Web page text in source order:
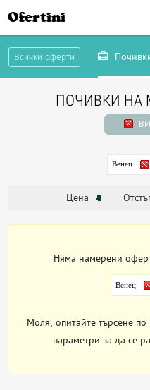
Ofertini
Всички оферти
ПОЧИВКИ НА
Венец
Цена
Няма намерени
Венец
Моля, опитайте търсене
параметри за да се